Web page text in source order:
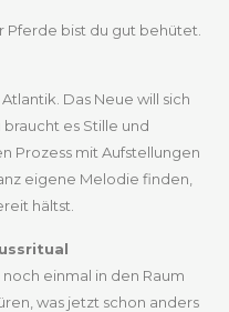
Pferde bist du gut behütet.
Das Neue will sich
es Stille und
Prozess mit Aufstellungen
eigene Melodie finden,
hältst.
einmal in den Raum
was jetzt schon anders